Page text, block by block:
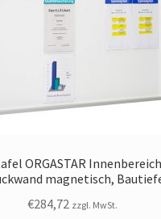
ORGASTAR
magnetisch,
€284,72 zzgl. MwSt.